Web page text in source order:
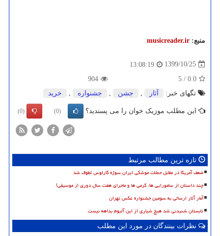
منبع: musicreader.ir
1399/10/25
13:08:19
0.0
/
5
904
تگهای خبر:
آثار جشن جشنواره خرید
این مطلب موزیک خوان را می پسندید؟ (0)
(0)
تازه ترین مطالب مرتبط
ضعف آمریکا در مقابل حملات موشکی ایران سوژه کارلوس لطوف شد
چند داستان از سامورایی ها، گرمی ها و ماجرای هفت سال دوری از موسیقی!
آمار آثار ارسالی به سومین جشنواره عکس تهران
تابستان شنیدنی شد هیچ شیاری از این آلبوم بداهه نیست
نظرات بینندگان در مورد این مطلب